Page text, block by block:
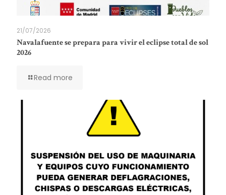
21/07/2026
Navalafuente se prepara para vivir el eclipse total de sol
2026
Read more